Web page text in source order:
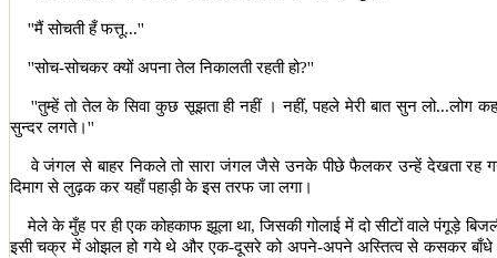
''मैं सोचती हँ फत्तू...''
''सोच-सोचकर क्यों अपना तेल निकालती रहती हो?''
''तुम्हें तो तेल के सिवा कुछ सूझता ही नहीं । नहीं,पहले मेरी बात सुन लो...लोग
सुन्दर लगते।''
वे जंगल से बाहर निकले तो सारा जंगल जैसे उनके पीछे फैलकर उन्हें देखता रह
दिमाग से लुढ़क कर यहाँ पहाड़ी के इस तरफ जा लगा।
मेले के मुँह पर ही एक कोहकाफ झूला था,जिसकी गोलाई में दो सीटों वाले पंगूड़े
इसी चक्र में ओझल हो गये थे और एक-दूसरे को अपने-अपने अस्तित्व से कसकर बाँधे